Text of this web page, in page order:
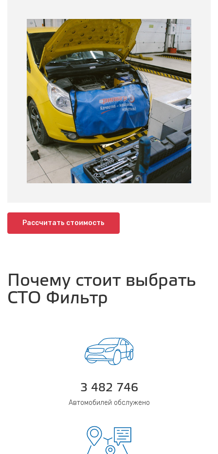
Рассчитать стоимость
Почему стоит выбрать
СТО Фильтр
3 482 746
Автомобилей обслужено